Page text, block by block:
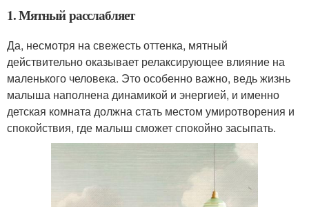
1. Мятный расслабляет
Да, несмотря на свежесть оттенка, мятный
действительно оказывает релаксирующее влияние на
маленького человека. Это особенно важно, ведь жизнь
малыша наполнена динамикой и энергией, и именно
детская комната должна стать местом умиротворения и
спокойствия, где малыш сможет спокойно засыпать.